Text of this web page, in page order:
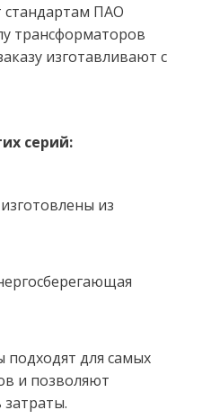
стандартам ПАО
трансформаторов
изготавливают с
серий:
из
для самых
и позволяют